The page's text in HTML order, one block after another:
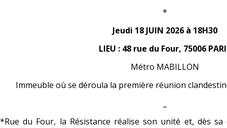
*
Jeudi 18 JUIN 2026 à 18H30
LIEU : 48 rue du Four, 75006
Métro MABILLON
Immeuble où se déroula la première réunion
*Rue du Four, la Résistance réalise son unité et, dès